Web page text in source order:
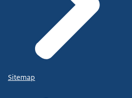
Sitemap